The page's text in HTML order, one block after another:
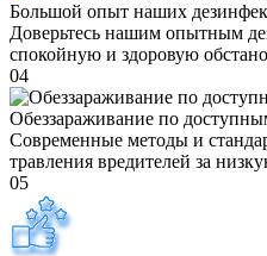
Большой опыт наших
Доверьтесь нашим опытным
спокойную и здоровую
04
Обеззараживание по
Современные методы и
травления вредителей за
05